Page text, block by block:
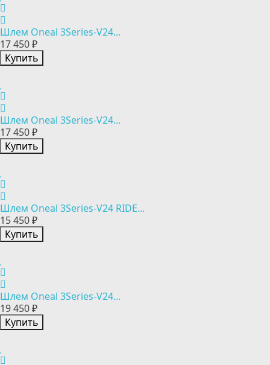
Шлем Oneal 3Series-V24...
17 450 ₽
Купить
Шлем Oneal 3Series-V24...
17 450 ₽
Купить
Шлем Oneal 3Series-V24 RIDE...
15 450 ₽
Купить
Шлем Oneal 3Series-V24...
19 450 ₽
Купить